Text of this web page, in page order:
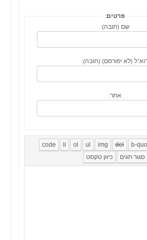
פרטים:
שם (חובה):
(לא יפורסם) (חובה):
אתר: